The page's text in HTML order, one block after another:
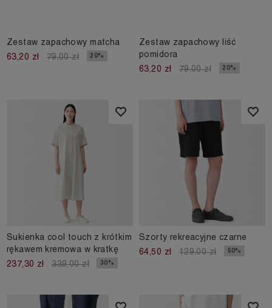
Zestaw zapachowy matcha
63,20 zł
79,00 zł 20%
Zestaw zapachowy liść
pomidora
63,20 zł
79,00 zł 20%
Sukienka cool touch z krótkim
rękawem kremowa w kratkę
237,30 zł
339,00 zł 30%
Szorty rekreacyjne czarne
64,50 zł
129,00 zł 50%